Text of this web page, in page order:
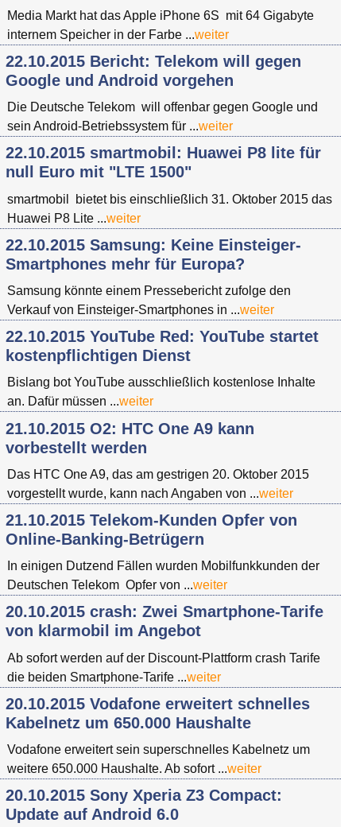
Media Markt hat das Apple iPhone 6S mit 64 Gigabyte
internem Speicher in der Farbe ...weiter
22.10.2015 Bericht: Telekom will gegen
Google und Android vorgehen
Die Deutsche Telekom will offenbar gegen Google und
sein Android-Betriebssystem für ...weiter
22.10.2015 smartmobil: Huawei P8 lite für
null Euro mit "LTE 1500"
smartmobil bietet bis einschließlich 31. Oktober 2015 das
Huawei P8 Lite ...weiter
22.10.2015 Samsung: Keine Einsteiger-
Smartphones mehr für Europa?
Samsung könnte einem Pressebericht zufolge den
Verkauf von Einsteiger-Smartphones in ...weiter
22.10.2015 YouTube Red: YouTube startet
kostenpflichtigen Dienst
Bislang bot YouTube ausschließlich kostenlose Inhalte
an. Dafür müssen ...weiter
21.10.2015 O2: HTC One A9 kann
vorbestellt werden
Das HTC One A9, das am gestrigen 20. Oktober 2015
vorgestellt wurde, kann nach Angaben von ...weiter
21.10.2015 Telekom-Kunden Opfer von
Online-Banking-Betrügern
In einigen Dutzend Fällen wurden Mobilfunkkunden der
Deutschen Telekom Opfer von ...weiter
20.10.2015 crash: Zwei Smartphone-Tarife
von klarmobil im Angebot
Ab sofort werden auf der Discount-Plattform crash Tarife
die beiden Smartphone-Tarife ...weiter
20.10.2015 Vodafone erweitert schnelles
Kabelnetz um 650.000 Haushalte
Vodafone erweitert sein superschnelles Kabelnetz um
weitere 650.000 Haushalte. Ab sofort ...weiter
20.10.2015 Sony Xperia Z3 Compact:
Update auf Android 6.0